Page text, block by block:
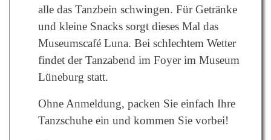
alle das Tanzbein schwingen. Für Getränke
und kleine Snacks sorgt dieses Mal das
Museumscafé Luna. Bei schlechtem Wetter
findet der Tanzabend im Foyer im Museum
Lüneburg statt.
Ohne Anmeldung, packen Sie einfach Ihre
Tanzschuhe ein und kommen Sie vorbei!